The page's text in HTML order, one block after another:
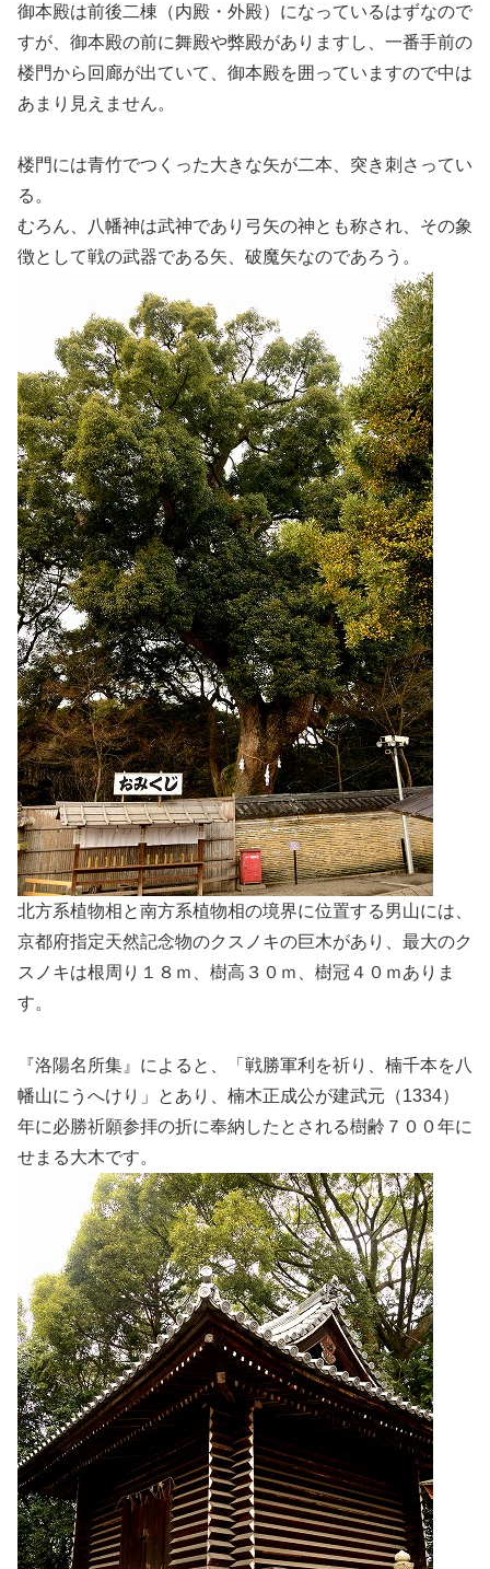
御本殿は前後二棟（内殿・外殿）になっているはずなので
すが、御本殿の前に舞殿や弊殿がありますし、一番手前の
楼門から回廊が出ていて、御本殿を囲っていますので中は
あまり見えません。
楼門には青竹でつくった大きな矢が二本、突き刺さってい
る。
むろん、八幡神は武神であり弓矢の神とも称され、その象
徴として戦の武器である矢、破魔矢なのであろう。
北方系植物相と南方系植物相の境界に位置する男山には、
京都府指定天然記念物のクスノキの巨木があり、最大のク
スノキは根周り１８ｍ、樹高３０ｍ、樹冠４０ｍありま
す。
『洛陽名所集』によると、「戦勝軍利を祈り、楠千本を八
幡山にうへけり」とあり、楠木正成公が建武元（1334）
年に必勝祈願参拝の折に奉納したとされる樹齢７００年に
せまる大木です。